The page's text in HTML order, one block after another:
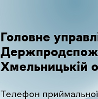
Головне
Хмельницькій
Телефон